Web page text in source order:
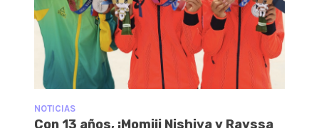
NOTICIAS
Con 13 años, ¡Momiji Nishiya y Rayssa